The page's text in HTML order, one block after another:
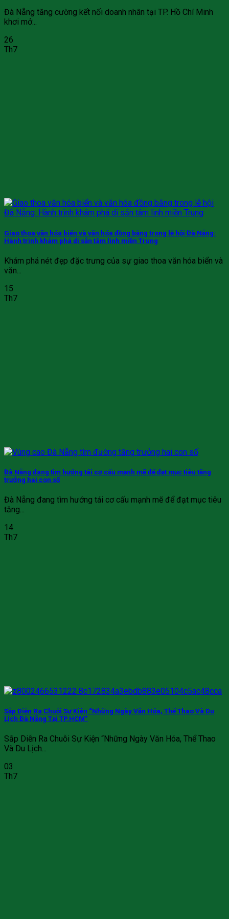
Đà Nẵng tăng cường kết nối doanh nhân tại TP. Hồ Chí Minh
khơi mở...
26
Th7
Giao thoa văn hóa biển và văn hóa đồng bằng trong lễ hội Đà Nẵng:
Hành trình khám phá di sản tâm linh miền Trung
Khám phá nét đẹp đặc trưng của sự giao thoa văn hóa biển và
văn...
15
Th7
Đà Nẵng đang tìm hướng tái cơ cấu mạnh mẽ để đạt mục tiêu tăng
trưởng hai con số
Đà Nẵng đang tìm hướng tái cơ cấu mạnh mẽ để đạt mục tiêu
tăng...
14
Th7
Sắp Diễn Ra Chuỗi Sự Kiện “Những Ngày Văn Hóa, Thể Thao Và Du
Lịch Đà Nẵng Tại TP.HCM”
Sắp Diễn Ra Chuỗi Sự Kiện “Những Ngày Văn Hóa, Thể Thao
Và Du Lịch...
03
Th7